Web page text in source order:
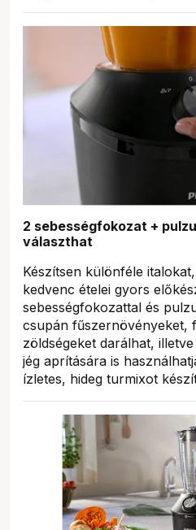
2 sebességfokozat +
választhat
Készítsen különféle
kedvenc ételei gyors
sebességfokozattal és
csupán fűszernövényeket,
zöldségeket darálhat,
jég aprítására is
ízletes, hideg turmixot